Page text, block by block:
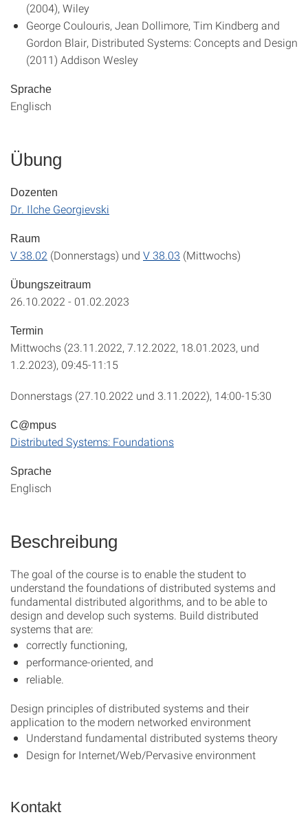
(2004), Wiley
George Coulouris, Jean Dollimore, Tim Kindberg and
Gordon Blair, Distributed Systems: Concepts and Design
(2011) Addison Wesley
Sprache
Englisch
Übung
Dozenten
Dr. Ilche Georgievski
Raum
V 38.02 (Donnerstags) und V 38.03 (Mittwochs)
Übungszeitraum
26.10.2022 - 01.02.2023
Termin
Mittwochs (23.11.2022, 7.12.2022, 18.01.2023, und
1.2.2023), 09:45-11:15
Donnerstags (27.10.2022 und 3.11.2022), 14:00-15:30
C@mpus
Distributed Systems: Foundations
Sprache
Englisch
Beschreibung
The goal of the course is to enable the student to
understand the foundations of distributed systems and
fundamental distributed algorithms, and to be able to
design and develop such systems. Build distributed
systems that are:
correctly functioning,
performance-oriented, and
reliable.
Design principles of distributed systems and their
application to the modern networked environment
Understand fundamental distributed systems theory
Design for Internet/Web/Pervasive environment
Kontakt